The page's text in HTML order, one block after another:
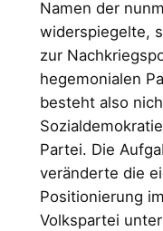
Namen der
widerspiegelte,
zur
hegemonialen
besteht also
Partei. Die
veränderte die
Positionierung
Volkspartei